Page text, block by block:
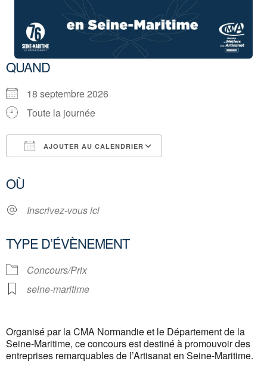
QUAND
18 septembre 2026
Toute la journée
AJOUTER AU CALENDRIER
OÙ
Inscrivez-vous ici
TYPE D’ÉVÈNEMENT
Concours/Prix
seine-maritime
Organisé par la CMA Normandie et le Département de la
Seine-Maritime, ce concours est destiné à promouvoir des
entreprises remarquables de l’Artisanat en Seine-Maritime.